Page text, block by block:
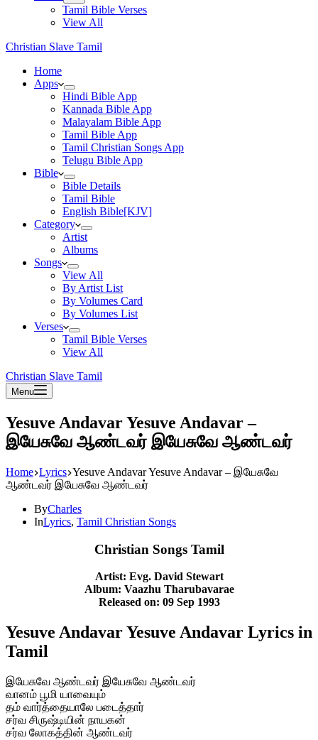
Tamil Bible Verses
View All
Christian Slave Tamil
Home
Apps
Hindi Bible App
Kannada Bible App
Malayalam Bible App
Tamil Bible App
Tamil Christian Songs App
Telugu Bible App
Bible
Bible Details
Tamil Bible
English Bible[KJV]
Category
Artist
Albums
Songs
View All
By Artist List
By Volumes Card
By Volumes List
Verses
Tamil Bible Verses
View All
Christian Slave Tamil
Menu
Yesuve Andavar Yesuve Andavar –
இயேசுவே ஆண்டவர் இயேசுவே ஆண்டவர்
Home Lyrics Yesuve Andavar Yesuve Andavar – இயேசுவே
ஆண்டவர் இயேசுவே ஆண்டவர்
ByCharles
InLyrics, Tamil Christian Songs
Christian Songs Tamil
Artist: Evg. David Stewart
Album: Vaazhu Tharubavarae
Released on: 09 Sep 1993
Yesuve Andavar Yesuve Andavar Lyrics in
Tamil
இயேசுவே ஆண்டவர் இயேசுவே ஆண்டவர்
வானம் பூமி யாவையும்
தம் வார்த்தையாலே படைத்தார்
சர்வ சிருஷ்டியின் நாயகன்
சர்வ லோகத்தின் ஆண்டவர்